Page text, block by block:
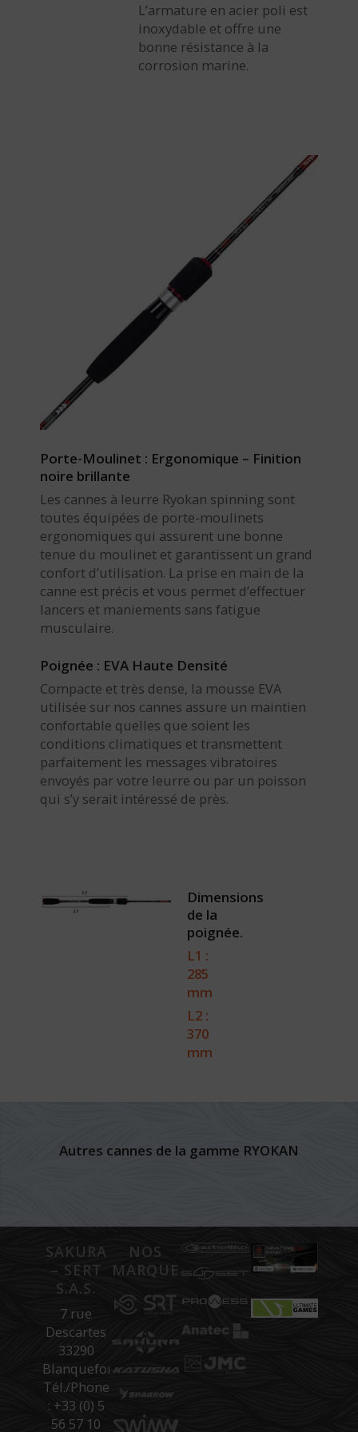
L’armature en acier poli est
inoxydable et offre une
bonne résistance à la
corrosion marine.
Porte-Moulinet : Ergonomique – Finition
noire brillante
Les cannes à leurre Ryokan spinning sont
toutes équipées de porte-moulinets
ergonomiques qui assurent une bonne
tenue du moulinet et garantissent un grand
confort d’utilisation. La prise en main de la
canne est précis et vous permet d’effectuer
lancers et maniements sans fatigue
musculaire.
Poignée : EVA Haute Densité
Compacte et très dense, la mousse EVA
utilisée sur nos cannes assure un maintien
confortable quelles que soient les
conditions climatiques et transmettent
parfaitement les messages vibratoires
envoyés par votre leurre ou par un poisson
qui s’y serait intéressé de près.
Dimensions
de la
poignée.
L1 :
285
mm
L2 :
370
mm
Autres cannes de la gamme RYOKAN
SAKURA
– SERT
S.A.S.
7 rue
Descartes
33290
Blanquefort
Tél./Phone
: +33 (0) 5
56 57 10
NOS
MARQUES